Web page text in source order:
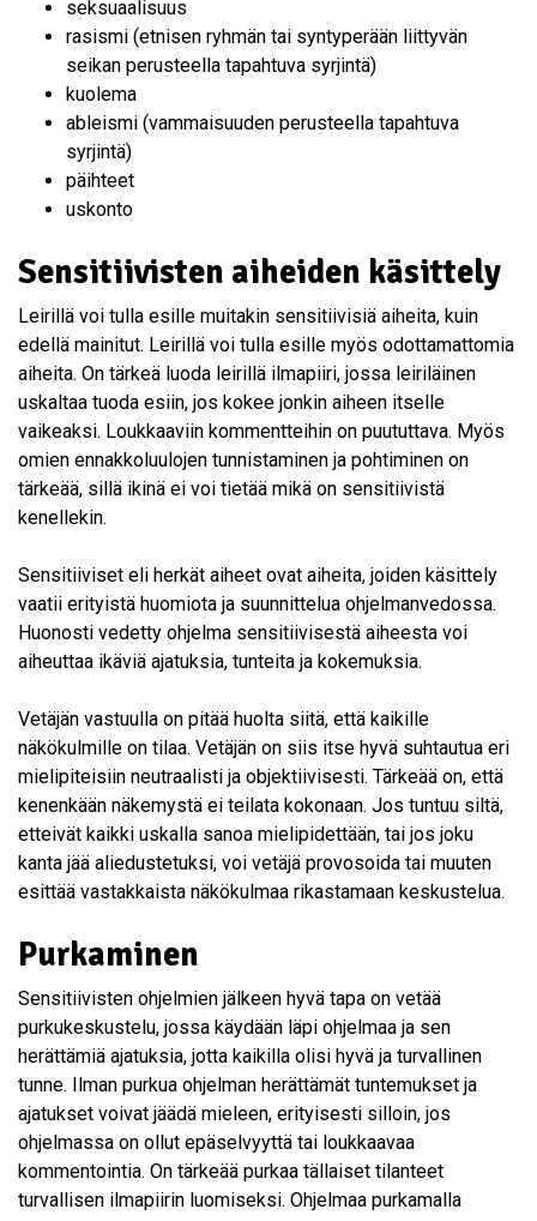
seksuaalisuus
rasismi (etnisen ryhmän tai syntyperään liittyvän
seikan perusteella tapahtuva syrjintä)
kuolema
ableismi (vammaisuuden perusteella tapahtuva
syrjintä)
päihteet
uskonto
Sensitiivisten aiheiden käsittely
Leirillä voi tulla esille muitakin sensitiivisiä aiheita, kuin
edellä mainitut. Leirillä voi tulla esille myös odottamattomia
aiheita. On tärkeä luoda leirillä ilmapiiri, jossa leiriläinen
uskaltaa tuoda esiin, jos kokee jonkin aiheen itselle
vaikeaksi. Loukkaaviin kommentteihin on puututtava. Myös
omien ennakkoluulojen tunnistaminen ja pohtiminen on
tärkeää, sillä ikinä ei voi tietää mikä on sensitiivistä
kenellekin.
Sensitiiviset eli herkät aiheet ovat aiheita, joiden käsittely
vaatii erityistä huomiota ja suunnittelua ohjelmanvedossa.
Huonosti vedetty ohjelma sensitiivisestä aiheesta voi
aiheuttaa ikäviä ajatuksia, tunteita ja kokemuksia.
Vetäjän vastuulla on pitää huolta siitä, että kaikille
näkökulmille on tilaa. Vetäjän on siis itse hyvä suhtautua eri
mielipiteisiin neutraalisti ja objektiivisesti. Tärkeää on, että
kenenkään näkemystä ei teilata kokonaan. Jos tuntuu siltä,
etteivät kaikki uskalla sanoa mielipidettään, tai jos joku
kanta jää aliedustetuksi, voi vetäjä provosoida tai muuten
esittää vastakkaista näkökulmaa rikastamaan keskustelua.
Purkaminen
Sensitiivisten ohjelmien jälkeen hyvä tapa on vetää
purkukeskustelu, jossa käydään läpi ohjelmaa ja sen
herättämiä ajatuksia, jotta kaikilla olisi hyvä ja turvallinen
tunne. Ilman purkua ohjelman herättämät tuntemukset ja
ajatukset voivat jäädä mieleen, erityisesti silloin, jos
ohjelmassa on ollut epäselvyyttä tai loukkaavaa
kommentointia. On tärkeää purkaa tällaiset tilanteet
turvallisen ilmapiirin luomiseksi. Ohjelmaa purkamalla